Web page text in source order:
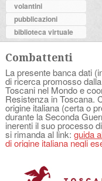
volantini
pubblicazioni
biblioteca virtuale
Combattenti
La presente banca dati
di ricerca promosso
Toscani nel Mondo e
Resistenza in Toscana.
origine italiana (certa o
durante la Seconda
inerenti il suo processo
si rimanda al link: guida
di origine italiana negli